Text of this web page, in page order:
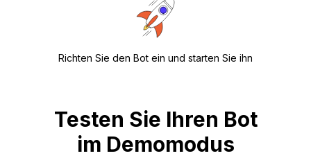
Richten Sie den Bot ein und starten Sie ihn
Testen Sie Ihren Bot
im Demomodus